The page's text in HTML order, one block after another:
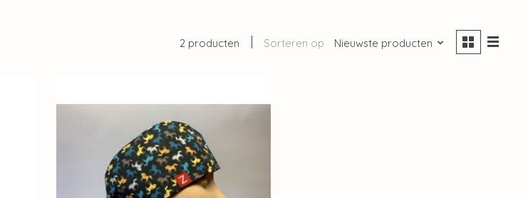
2 producten Sorteren op Nieuwste producten